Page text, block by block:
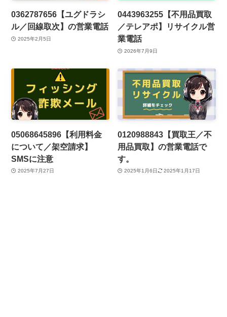
0362787656【ユグドラシ
ル／回線取次】の営業電話
2025年2月5日
0443963255【不用品買取
／テレアポ】リサイクル営
業電話
2026年7月9日
05068645896【利用料金
について／架空請求】
SMSに注意
2025年7月27日
0120988843【買取王／不
用品買取】の営業電話で
す。
2025年1月6日 2025年1月17日